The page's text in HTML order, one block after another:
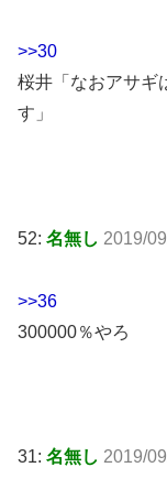
>>30
桜井「なおアサギ
す」
52: 名無し 2019/
>>36
300000％やろ
31: 名無し 2019/